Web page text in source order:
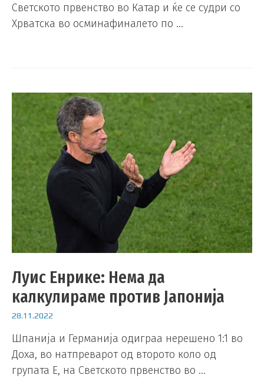
Светското првенство во Катар и ќе се судри со
Хрватска во осминафиналето по …
Луис Енрике: Нема да
калкулираме против Јапонија
28.11.2022
Шпанија и Германија одиграа нерешено 1:1 во
Доха, во натпреварот од второто коло од
групата Е, на Светското првенство во …